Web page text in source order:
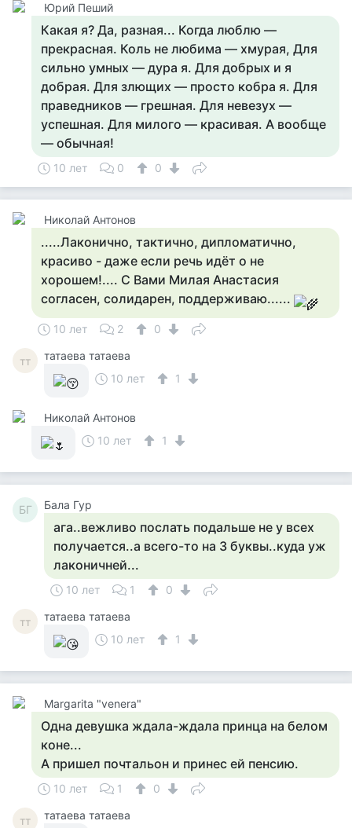
Юрий Пеший
Какая я? Да, разная... Когда люблю —
прекрасная. Коль не любима — хмурая, Для
сильно умных — дура я. Для добрых и я
добрая. Для злющих — просто кобра я. Для
праведников — грешная. Для невезух —
успешная. Для милого — красивая. А вообще
— обычная!
10 лет 0 0
Николай Антонов
.....Лаконично, тактично, дипломатично,
красиво - даже если речь идёт о не
хорошем!.... С Вами Милая Анастасия
согласен, солидарен, поддерживаю......
10 лет 2 0
тт
татаева татаева
10 лет
1
Николай Антонов
10 лет
1
БГ Бала Гур
ага..вежливо послать подальше не у всех
получается..а всего-то на 3 буквы..куда уж
лаконичней...
10 лет 1 0
тт
татаева татаева
10 лет
1
Margarita "venera"
Одна девушка ждала-ждала принца на белом
коне...
А пришел почтальон и принес ей пенсию.
10 лет 1 0
тт
татаева татаева